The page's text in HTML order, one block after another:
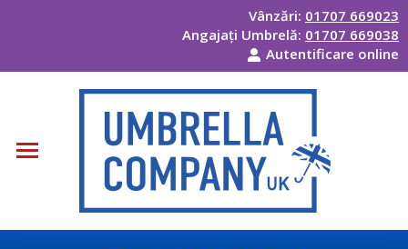
Vânzări: 01707 669023
Angajați Umbrelă: 01707 669038
Autentificare online